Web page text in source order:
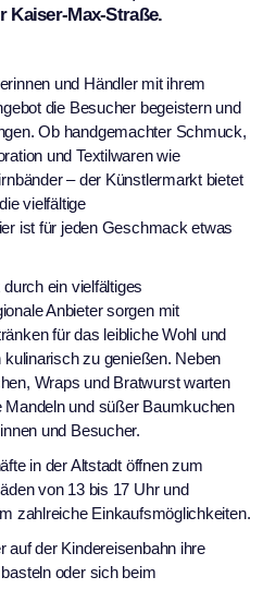
Kaiser-Max-Straße.
und Händler mit ihrem
die Besucher begeistern und
Ob handgemachter Schmuck,
und Textilwaren wie
– der Künstlermarkt bietet
vielfältige
ist für jeden Geschmack etwas
ein vielfältiges
Anbieter sorgen mit
für das leibliche Wohl und
zu genießen. Neben
Wraps und Bratwurst warten
und süßer Baumkuchen
und Besucher.
in der Altstadt öffnen zum
von 13 bis 17 Uhr und
zahlreiche Einkaufsmöglichkeiten.
auf der Kindereisenbahn ihre
oder sich beim